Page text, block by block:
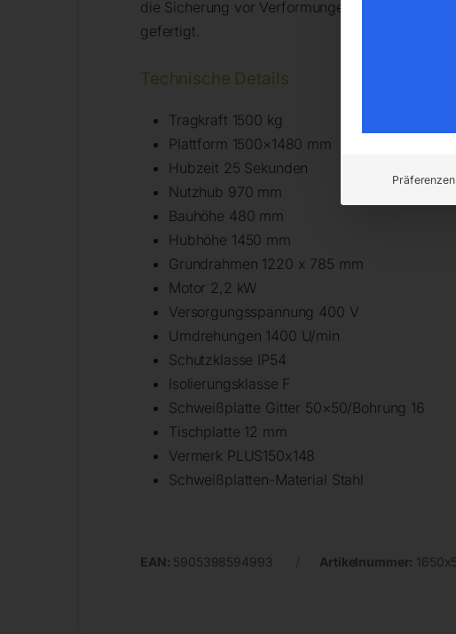
die Sicherung vor Verformungen. Die
gefertigt.
Technische Details
Tragkraft 1500 kg
Plattform 1500×1480 mm
Hubzeit 25 Sekunden
Nutzhub 970 mm
Bauhöhe 480 mm
Hubhöhe 1450 mm
Grundrahmen 1220 x 785 mm
Motor 2,2 kW
Versorgungsspannung 400 V
Umdrehungen 1400 U/min
Schutzklasse IP54
Isolierungsklasse F
Schweißplatte Gitter 50×50/Bohrung 16
Tischplatte 12 mm
Vermerk PLUS150x148
Schweißplatten-Material Stahl
EAN: 5905398594993 Artikelnummer:
Präferenzen